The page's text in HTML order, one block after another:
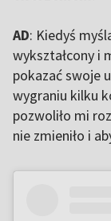
AD: Kiedyś
wykształcony i
pokazać swoje
wygraniu kilku
pozwoliło mi
nie zmieniło i